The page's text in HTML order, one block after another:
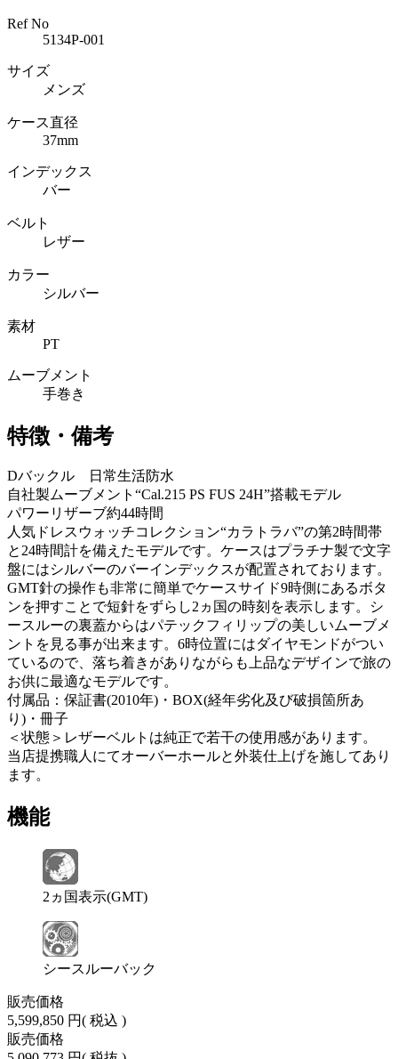
Ref No
5134P-001
サイズ
メンズ
ケース直径
37mm
インデックス
バー
ベルト
レザー
カラー
シルバー
素材
PT
ムーブメント
手巻き
特徴・備考
Dバックル 日常生活防水
自社製ムーブメント“Cal.215 PS FUS 24H”搭載モデル
パワーリザーブ約44時間
人気ドレスウォッチコレクション“カラトラバ”の第2時間帯
と24時間計を備えたモデルです。ケースはプラチナ製で文字
盤にはシルバーのバーインデックスが配置されております。
GMT針の操作も非常に簡単でケースサイド9時側にあるボタ
ンを押すことで短針をずらし2ヵ国の時刻を表示します。シ
ースルーの裏蓋からはパテックフィリップの美しいムーブメ
ントを見る事が出来ます。6時位置にはダイヤモンドがつい
ているので、落ち着きがありながらも上品なデザインで旅の
お供に最適なモデルです。
付属品：保証書(2010年)・BOX(経年劣化及び破損箇所あ
り)・冊子
＜状態＞レザーベルトは純正で若干の使用感があります。
当店提携職人にてオーバーホールと外装仕上げを施してあり
ます。
機能
2ヵ国表示(GMT)
シースルーバック
販売価格
5,599,850 円( 税込 )
販売価格